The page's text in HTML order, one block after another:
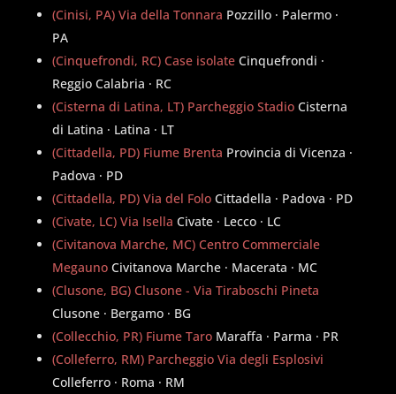
(Cinisi, PA) Via della Tonnara Pozzillo · Palermo ·
PA
(Cinquefrondi, RC) Case isolate Cinquefrondi ·
Reggio Calabria · RC
(Cisterna di Latina, LT) Parcheggio Stadio Cisterna
di Latina · Latina · LT
(Cittadella, PD) Fiume Brenta Provincia di Vicenza ·
Padova · PD
(Cittadella, PD) Via del Folo Cittadella · Padova · PD
(Civate, LC) Via Isella Civate · Lecco · LC
(Civitanova Marche, MC) Centro Commerciale
Megauno Civitanova Marche · Macerata · MC
(Clusone, BG) Clusone - Via Tiraboschi Pineta
Clusone · Bergamo · BG
(Collecchio, PR) Fiume Taro Maraffa · Parma · PR
(Colleferro, RM) Parcheggio Via degli Esplosivi
Colleferro · Roma · RM